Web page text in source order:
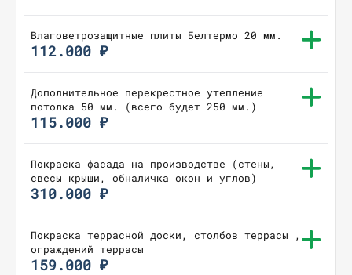
Влаговетрозащитные плиты Белтермо 20 мм.
112.000 ₽
Дополнительное перекрестное утепление
потолка 50 мм. (всего будет 250 мм.)
115.000 ₽
Покраска фасада на производстве (стены,
свесы крыши, обналичка окон и углов)
310.000 ₽
Покраска террасной доски, столбов террасы ,
ограждений террасы
159.000 ₽